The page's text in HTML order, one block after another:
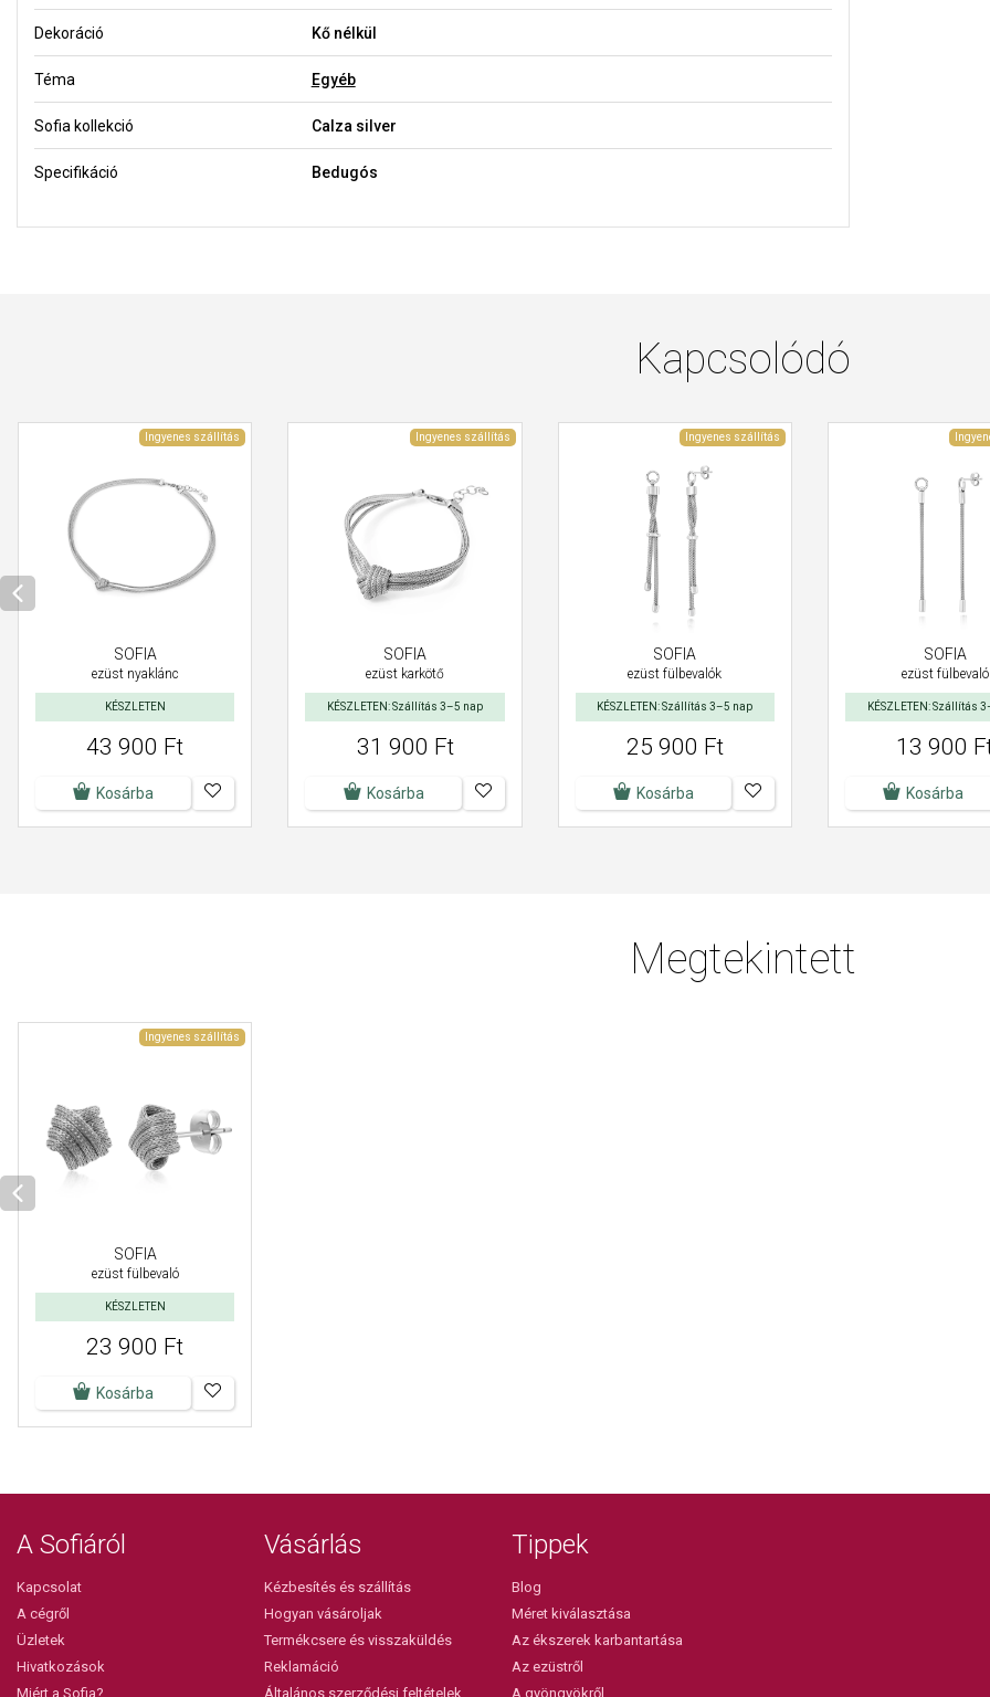
Dekoráció Kő nélkül
Téma Egyéb
Sofia kollekció Calza silver
Specifikáció Bedugós
Kapcsolódó
Ingyenes szállítás
SOFIA
ezüst nyaklánc
KÉSZLETEN
43 900 Ft
Kosárba
Ingyenes szállítás
SOFIA
ezüst karkötő
KÉSZLETEN: Szállítás 3–5 nap
31 900 Ft
Kosárba
Ingyenes szállítás
SOFIA
ezüst fülbevalók
KÉSZLETEN: Szállítás 3–5 nap
25 900 Ft
Kosárba
SOFIA
ezüst fülbevaló
KÉSZLETEN: Szállítás
13 900
Kosárba
Megtekintett
Ingyenes szállítás
SOFIA
ezüst fülbevaló
KÉSZLETEN
23 900 Ft
Kosárba
A Sofiáról
Kapcsolat
A cégről
Üzletek
Hivatkozások
Miért a Sofia?
Vásárlás
Kézbesítés és szállítás
Hogyan vásároljak
Termékcsere és visszaküldés
Reklamáció
Általános szerződési feltételek
Tippek
Blog
Méret kiválasztása
Az ékszerek karbantartása
Az ezüstről
A gyöngyökről